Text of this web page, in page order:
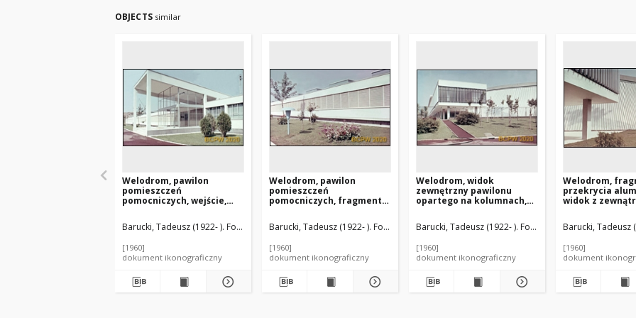
OBJECTS similar
Welodrom, pawilon
pomieszczeń
pomocniczych, wejście,
Barucki, Tadeusz (1922- ). Fotograf
Ligini, Cesare (1913-1988). Architekt Ortensi, Dagoberto (1902-1975). Architekt Ricci,
[1960]
dokument ikonograficzny
Welodrom, pawilon
pomieszczeń
pomocniczych, fragment
Włochy
Barucki, Tadeusz (1922- ). Fotograf Ligini, Cesare (1913-1988). Architekt Ortensi,
[1960]
dokument ikonograficzny
Welodrom, widok
zewnętrzny pawilonu
opartego na kolumnach,
Barucki, Tadeusz (1922- ). Fotograf
Ligini, Cesare
[1960]
dokument ikonograficzny
Welodrom,
przekrycia
widok z
Barucki, Tadeusz
[1960]
dokument